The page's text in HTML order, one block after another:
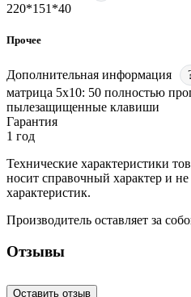
220*151*40
Прочее
Дополнительная информация
матрица 5х10: 50 полностью
пылезащищенные клавиши
Гарантия
1 год
Технические характеристики
носит справочный характер и
характеристик.
Производитель оставляет за
Отзывы
Оставить отзыв